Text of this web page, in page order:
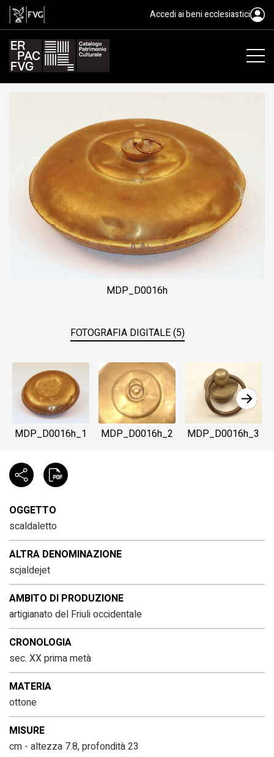
scaldaletto, scjaldejetAccedi ai beni ecclesiastici
MDP_D0016h
FOTOGRAFIA DIGITALE (5)
MDP_D0016h_1 MDP_D0016h_2 MDP_D0016h_3
OGGETTO
scaldaletto
ALTRA DENOMINAZIONE
scjaldejet
AMBITO DI PRODUZIONE
artigianato del Friuli occidentale
CRONOLOGIA
sec. XX prima metà
MATERIA
ottone
MISURE
cm - altezza 7.8, profondità 23